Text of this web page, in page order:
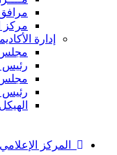
مرافق
مركز
إدارة
مجلس
رئيس
مجلس
رئيس
المركز الإعلامي